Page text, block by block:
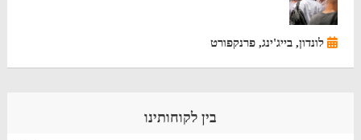
לונדון, בייג'ינג, פרנקפורט
בין לקוחותינו